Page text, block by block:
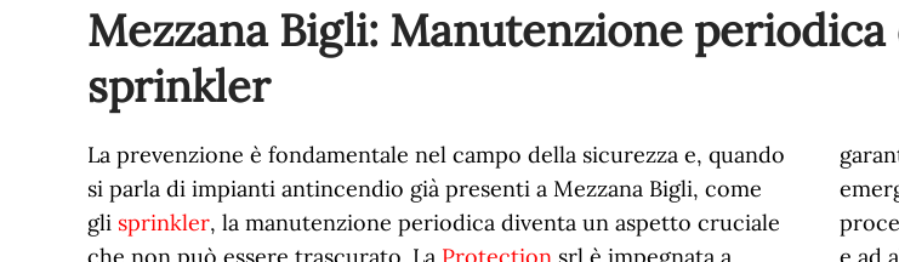
Mezzana Bigli: Manutenzione
sprinkler
La prevenzione è fondamentale nel campo della sicurezza e, quando
si parla di impianti antincendio già presenti a Mezzana Bigli, come
gli sprinkler, la manutenzione periodica diventa un aspetto cruciale
che non può essere trascurato. La Protection srl è impegnata a
e ad